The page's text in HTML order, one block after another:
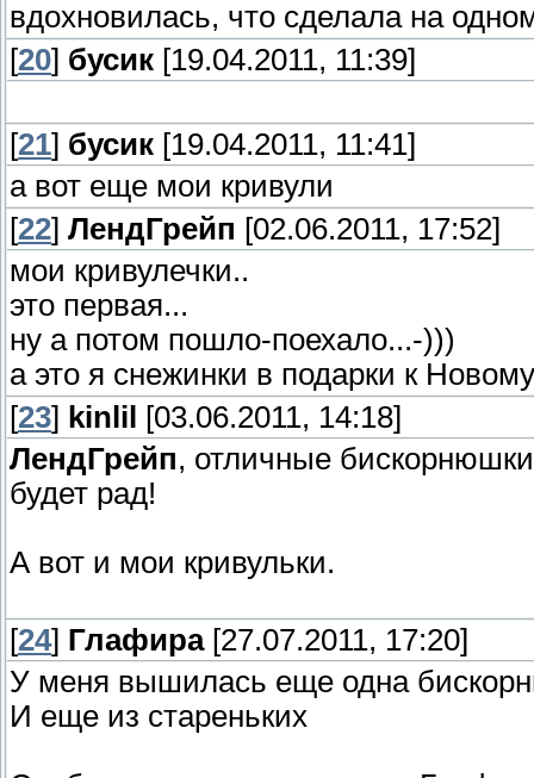
вдохновилась, что сделала на
[20] бусик [19.04.2011, 11:39]
[21] бусик [19.04.2011, 11:41]
а вот еще мои кривули
[22] ЛендГрейп [02.06.2011, 17:52]
мои кривулечки..
это первая...
ну а потом пошло-поехало...-)))
а это я снежинки в подарки к
[23] kinlil
[03.06.2011, 14:18]
ЛендГрейп, отличные
будет рад!
А вот и мои кривульки.
[24] Глафира[27.07.2011, 17:20]
У меня вышилась еще одна
И еще из стареньких